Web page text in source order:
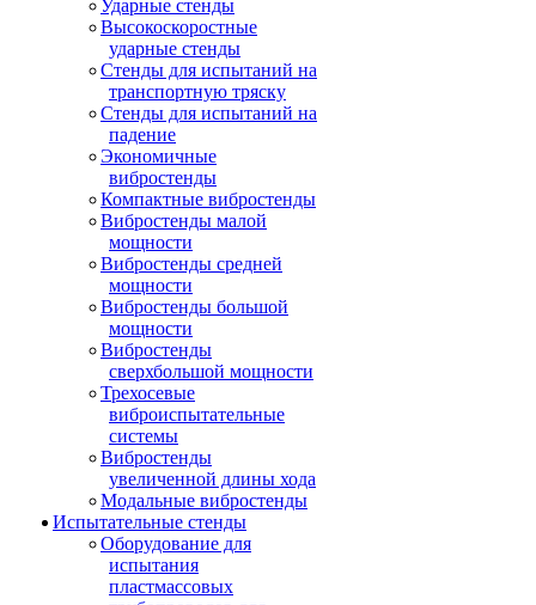
Ударные стенды
Высокоскоростные
ударные стенды
Стенды для испытаний на
транспортную тряску
Стенды для испытаний на
падение
Экономичные
вибростенды
Компактные вибростенды
Вибростенды малой
мощности
Вибростенды средней
мощности
Вибростенды большой
мощности
Вибростенды
сверхбольшой мощности
Трехосевые
виброиспытательные
системы
Вибростенды
увеличенной длины хода
Модальные вибростенды
Испытательные стенды
Оборудование для
испытания
пластмассовых